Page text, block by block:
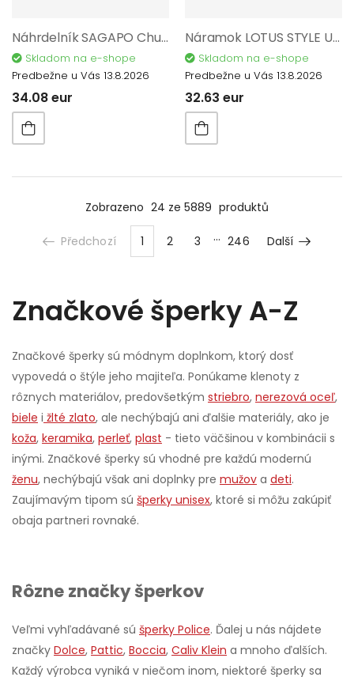
Náhrdelník SAGAPO Chunky SHK03
Skladom na e-shope
Predbežne u Vás 13.8.2026
34.08 eur
Náramok LOTUS STYLE Urban Man S1829-2/A
Skladom na e-shope
Predbežne u Vás 13.8.2026
32.63 eur
Zobrazeno 24 ze 5889 produktů
Předchozí 1 2 3 246 Další
Značkové šperky A-Z
Značkové šperky sú módnym doplnkom, ktorý dosť
vypovedá o štýle jeho majiteľa. Ponúkame klenoty z
rôznych materiálov, predovšetkým striebro, nerezová oceľ,
biele i žlté zlato, ale nechýbajú ani ďalšie materiály, ako je
koža, keramika, perleť, plast - tieto väčšinou v kombinácii s
inými. Značkové šperky sú vhodné pre každú modernú
ženu, nechýbajú však ani doplnky pre mužov a deti.
Zaujímavým tipom sú šperky unisex, ktoré si môžu zakúpiť
obaja partneri rovnaké.
Rôzne značky šperkov
Veľmi vyhľadávané sú šperky Police. Ďalej u nás nájdete
značky Dolce, Pattic, Boccia, Caliv Klein a mnoho ďalších.
Každý výrobca vyniká v niečom inom, niektoré šperky sa